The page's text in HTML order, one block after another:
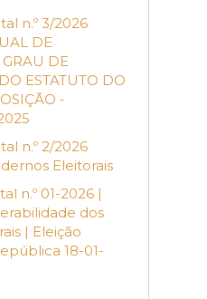
n.º 3/2026
DE
DE
ESTATUTO DO
-
n.º 2/2026
Eleitorais
n.º 01-2026 |
dos
| Eleição
18-01-